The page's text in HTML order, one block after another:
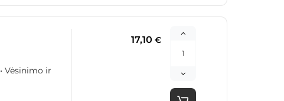
Vėsinimo ir
17,10 €